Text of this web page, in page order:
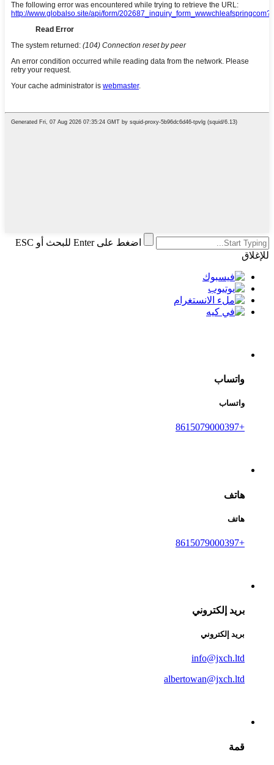
اضغط على Enter للبحث أو ESC
للإغلاق
واتساب
واتساب
+8615079000397
هاتف
هاتف
+8615079000397
بريد إلكتروني
بريد إلكتروني
info@jxch.ltd
albertowan@jxch.ltd
قمة